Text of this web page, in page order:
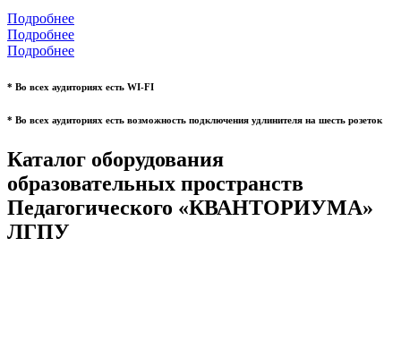
Подробнее
Подробнее
Подробнее
* Во всех аудиториях есть WI-FI
* Во всех аудиториях есть возможность подключения удлинителя на шесть розеток
Каталог оборудования
образовательных пространств
Педагогического «КВАНТОРИУМА»
ЛГПУ